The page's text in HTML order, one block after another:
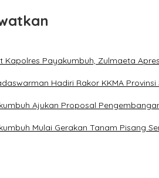
Kapolres Payakumbuh, Zulmaeta
Hadiri Rakor KKMA Provinsi
Ajukan Proposal
Mulai Gerakan Tanam Pisang